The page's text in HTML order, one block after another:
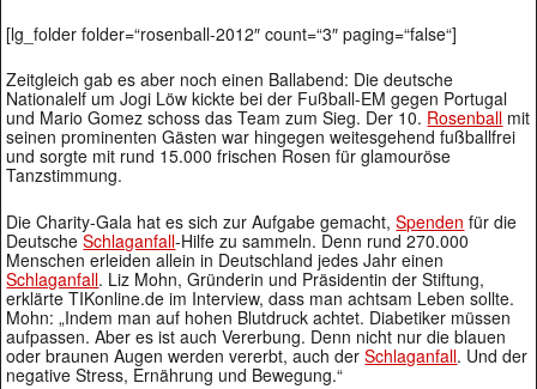
[lg_folder folder=“rosenball-2012″ count=“3″ paging=“false“]
Zeitgleich gab es aber noch einen Ballabend: Die deutsche
Nationalelf um Jogi Löw kickte bei der Fußball-EM gegen Portugal
und Mario Gomez schoss das Team zum Sieg. Der 10. Rosenball mit
seinen prominenten Gästen war hingegen weitesgehend fußballfrei
und sorgte mit rund 15.000 frischen Rosen für glamouröse
Tanzstimmung.
Die Charity-Gala hat es sich zur Aufgabe gemacht,Spenden für die
DeutscheSchlaganfall-Hilfe zu sammeln. Denn rund 270.000
Menschen erleiden allein in Deutschland jedes Jahr einen
Schlaganfall. Liz Mohn, Gründerin und Präsidentin der Stiftung,
erklärte TIKonline.de im Interview, dass man achtsam Leben sollte.
Mohn: „Indem man auf hohen Blutdruck achtet. Diabetiker müssen
aufpassen. Aber es ist auch Vererbung. Denn nicht nur die blauen
oder braunen Augen werden vererbt, auch derSchlaganfall. Und der
negative Stress, Ernährung und Bewegung.“